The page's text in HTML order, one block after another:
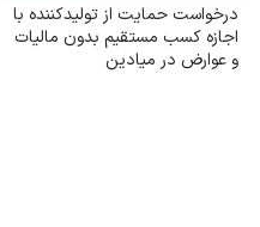
درخواست حمایت از تولیدکننده با
اجازه کسب مستقیم بدون مالیات
و عوارض در میادین